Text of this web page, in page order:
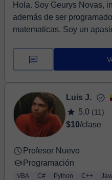
Hola. Soy Geurys Novas,
además de ser
matematicas. Soy un
Luis J.
5,0 (11)
$10/clase
Profesor Nuevo
Programación
VBA C# Python C++